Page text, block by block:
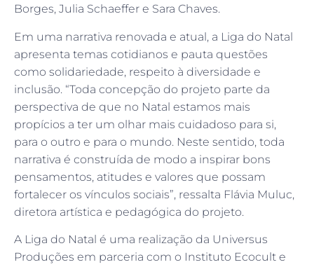
Borges, Julia Schaeffer e Sara Chaves.
Em uma narrativa renovada e atual, a Liga do Natal
apresenta temas cotidianos e pauta questões
como solidariedade, respeito à diversidade e
inclusão. “Toda concepção do projeto parte da
perspectiva de que no Natal estamos mais
propícios a ter um olhar mais cuidadoso para si,
para o outro e para o mundo. Neste sentido, toda
narrativa é construída de modo a inspirar bons
pensamentos, atitudes e valores que possam
fortalecer os vínculos sociais”, ressalta Flávia Muluc,
diretora artística e pedagógica do projeto.
A Liga do Natal é uma realização da Universus
Produções em parceria com o Instituto Ecocult e